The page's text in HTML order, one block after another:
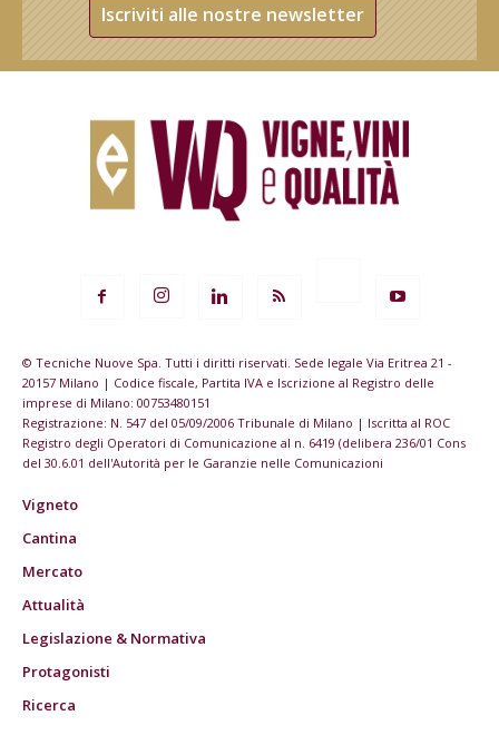
Iscriviti alle nostre newsletter
© Tecniche Nuove Spa. Tutti i diritti riservati. Sede legale Via Eritrea 21 -
20157 Milano | Codice fiscale, Partita IVA e Iscrizione al Registro delle
imprese di Milano: 00753480151
Registrazione: N. 547 del 05/09/2006 Tribunale di Milano | Iscritta al ROC
Registro degli Operatori di Comunicazione al n. 6419 (delibera 236/01 Cons
del 30.6.01 dell'Autorità per le Garanzie nelle Comunicazioni
Vigneto
Cantina
Mercato
Attualità
Legislazione & Normativa
Protagonisti
Ricerca